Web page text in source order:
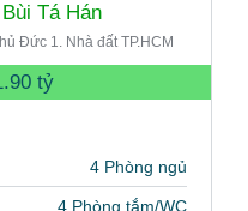
Tá Hán
Đức 1. Nhà đất TP.HCM
tỷ
4 Phòng ngủ
4 Phòng tắm/WC